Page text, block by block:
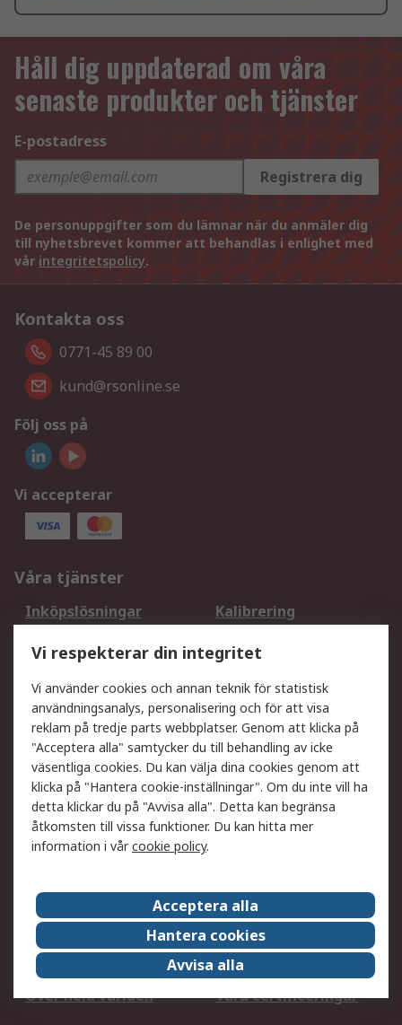
Håll dig uppdaterad om våra
senaste produkter och tjänster
E-postadress
Registrera dig
De personuppgifter som du lämnar när du anmäler dig
till nyhetsbrevet kommer att behandlas i enlighet med
vår integritetspolicy.
Kontakta oss
0771-45 89 00
kund@rsonline.se
Följ oss på
Vi accepterar
Våra tjänster
Inköpslösningar
Kalibrering
DesignSpark
Teknisk Support
Ditt lokala säljteam
Exportlösningar
Support
Få hjälp
Retur av varor
Leverans
Spåra din order
Begär en fakturakopi
Fördelar med RS-konto
Betalningsalternativ
Om RS
Försäljningsvillkor
Det juridiska
Press Centre
Jobba hos RS
ESG
Över hela världen
Våra certificeringar
Vi respekterar din integritet
Vi använder cookies och annan teknik för statistisk
användningsanalys, personalisering och för att visa
reklam på tredje parts webbplatser. Genom att klicka på
"Acceptera alla" samtycker du till behandling av icke
väsentliga cookies. Du kan välja dina cookies genom att
klicka på "Hantera cookie-inställningar". Om du inte vill ha
detta klickar du på "Avvisa alla". Detta kan begränsa
åtkomsten till vissa funktioner. Du kan hitta mer
information i vårcookie policy.
Acceptera alla
Hantera cookies
Avvisa alla